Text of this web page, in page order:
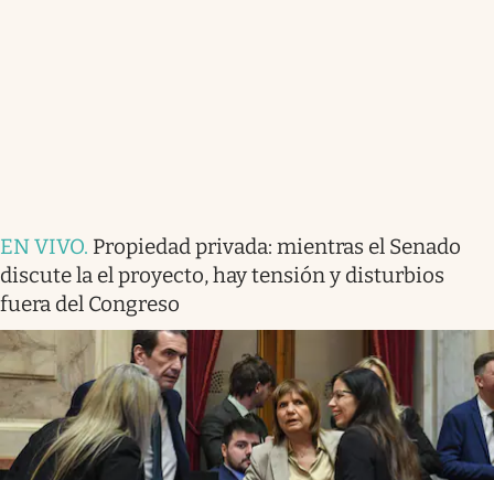
EN VIVO. Propiedad privada: mientras el Senado
discute la el proyecto, hay tensión y disturbios
fuera del Congreso